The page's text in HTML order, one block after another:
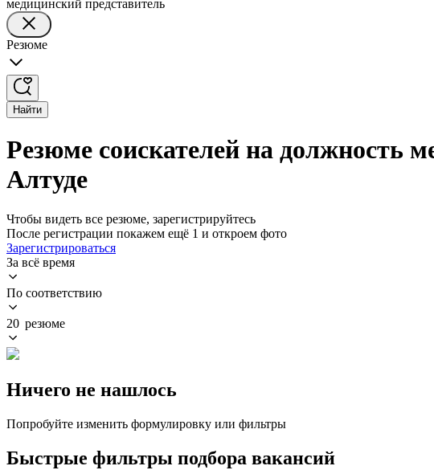
медицинский представитель
Резюме
Найти
Резюме соискателей на должность
Алтуде
Чтобы видеть все резюме, зарегистрируйтесь
После регистрации покажем ещё 1 и откроем фото
Зарегистрироваться
За всё время
По соответствию
20 резюме
Ничего не нашлось
Попробуйте изменить формулировку или фильтры
Быстрые фильтры подбора вакансий